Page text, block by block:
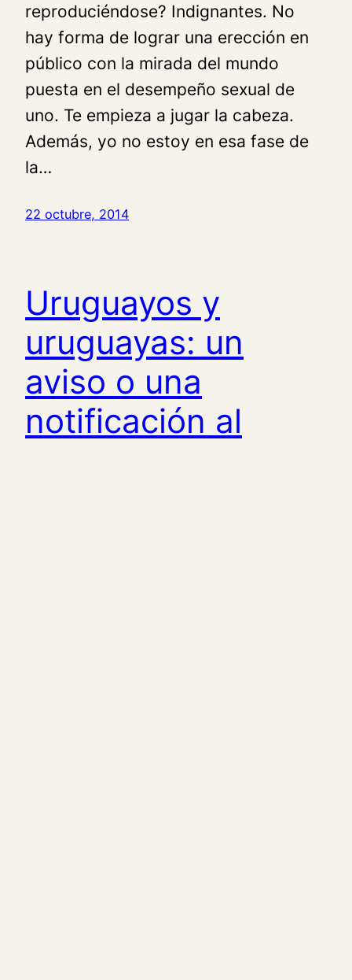
reproduciéndose? Indignantes. No
hay forma de lograr una erección en
público con la mirada del mundo
puesta en el desempeño sexual de
uno. Te empieza a jugar la cabeza.
Además, yo no estoy en esa fase de
la…
22 octubre, 2014
Uruguayos y
uruguayas: un
aviso o una
notificación al